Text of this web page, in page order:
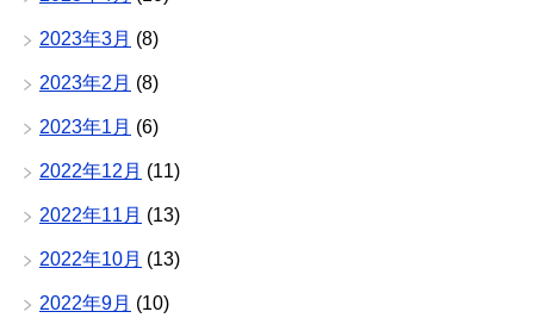
2023年3月 (8)
2023年2月 (8)
2023年1月 (6)
2022年12月 (11)
2022年11月 (13)
2022年10月 (13)
2022年9月 (10)